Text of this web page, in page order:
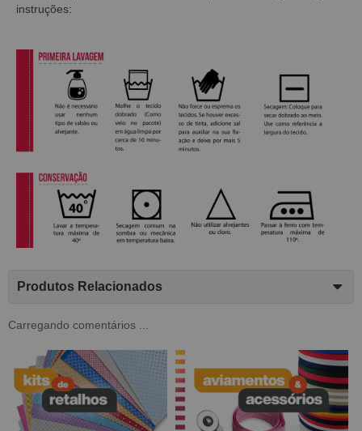
instruções:
Produtos Relacionados
Carregando comentários ...